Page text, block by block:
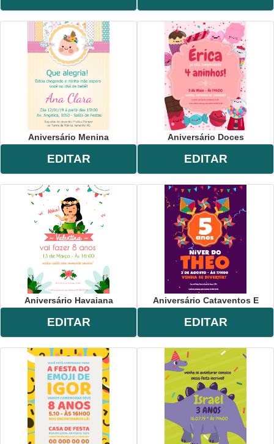
Aniversário Menina
EDITAR
Aniversário Doces
EDITAR
Aniversário Havaiana
EDITAR
Aniversário Cataventos E
EDITAR